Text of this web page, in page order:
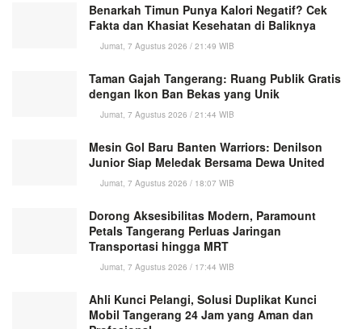
Benarkah Timun Punya Kalori Negatif? Cek
Fakta dan Khasiat Kesehatan di Baliknya
Jumat, 7 Agustus 2026 / 21:49 WIB
Taman Gajah Tangerang: Ruang Publik Gratis
dengan Ikon Ban Bekas yang Unik
Jumat, 7 Agustus 2026 / 21:44 WIB
Mesin Gol Baru Banten Warriors: Denilson
Junior Siap Meledak Bersama Dewa United
Jumat, 7 Agustus 2026 / 18:07 WIB
Dorong Aksesibilitas Modern, Paramount
Petals Tangerang Perluas Jaringan
Transportasi hingga MRT
Jumat, 7 Agustus 2026 / 17:44 WIB
Ahli Kunci Pelangi, Solusi Duplikat Kunci
Mobil Tangerang 24 Jam yang Aman dan